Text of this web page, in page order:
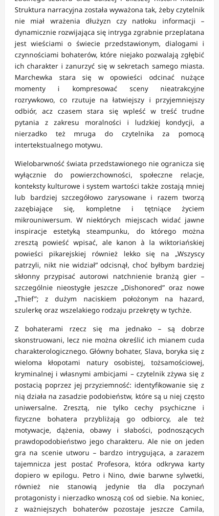
Struktura narracyjna została wyważona tak, żeby czytelnik
nie miał wrażenia dłużyzn czy natłoku informacji –
dynamicznie rozwijająca się intryga zgrabnie przeplatana
jest wieściami o świecie przedstawionym, dialogami i
czynnościami bohaterów, które niejako pozwalają zgłębić
ich charakter i zanurzyć się w sekretach samego miasta.
Marchewka stara się w opowieści odcinać nużące
momenty i kompresować sceny nieatrakcyjne
rozrywkowo, co rzutuje na łatwiejszy i przyjemniejszy
odbiór, acz czasem stara się wpleść w treść trudne
pytania z zakresu moralności i ludzkiej kondycji, a
nierzadko też mruga do czytelnika za pomocą
intertekstualnego motywu.
Wielobarwność świata przedstawionego nie ogranicza się
wyłącznie do powierzchowności, społeczne relacje,
konteksty kulturowe i system wartości także zostają mniej
lub bardziej szczegółowo zarysowane i razem tworzą
zazębiające się, kompletne i tętniące życiem
mikrouniwersum. W niektórych miejscach widać jawne
inspiracje estetyką steampunku, do którego można
zresztą powieść wpisać, ale kanon à la wiktoriańskiej
powieści pikarejskiej również lekko się na „Wszyscy
patrzyli, nikt nie widział” odcisnął, choć byłbym bardziej
skłonny przypisać autorowi natchnienie branżą gier –
szczególnie nieostygłe jeszcze „Dishonored” oraz nowe
„Thief”; z dużym naciskiem położonym na hazard,
szulerkę oraz wszelakiego rodzaju przekręty w tychże.
Z bohaterami rzecz się ma jednako – są dobrze
skonstruowani, lecz nie można określić ich mianem cuda
charakterologicznego. Główny bohater, Slava, boryka się z
wieloma kłopotami natury osobistej, tożsamościowej,
kryminalnej i własnymi ambicjami – czytelnik zżywa się z
postacią poprzez jej przyziemność: identyfikowanie się z
nią działa na zasadzie podobieństw, które są u niej często
uniwersalne. Zresztą, nie tylko cechy psychiczne i
fizyczne bohatera przybliżają go odbiorcy, ale też
motywacje, dążenia, obawy i słabości, podnoszących
prawdopodobieństwo jego charakteru. Ale nie on jeden
gra na scenie utworu – bardzo intrygująca, a zarazem
tajemnicza jest postać Profesora, która odkrywa karty
dopiero w epilogu. Petro i Nino, dwie barwne sylwetki,
również nie stanowią jedynie tła dla poczynań
protagonisty i nierzadko wnoszą coś od siebie. Na koniec,
z ważniejszych bohaterów pozostaje jeszcze Camila,